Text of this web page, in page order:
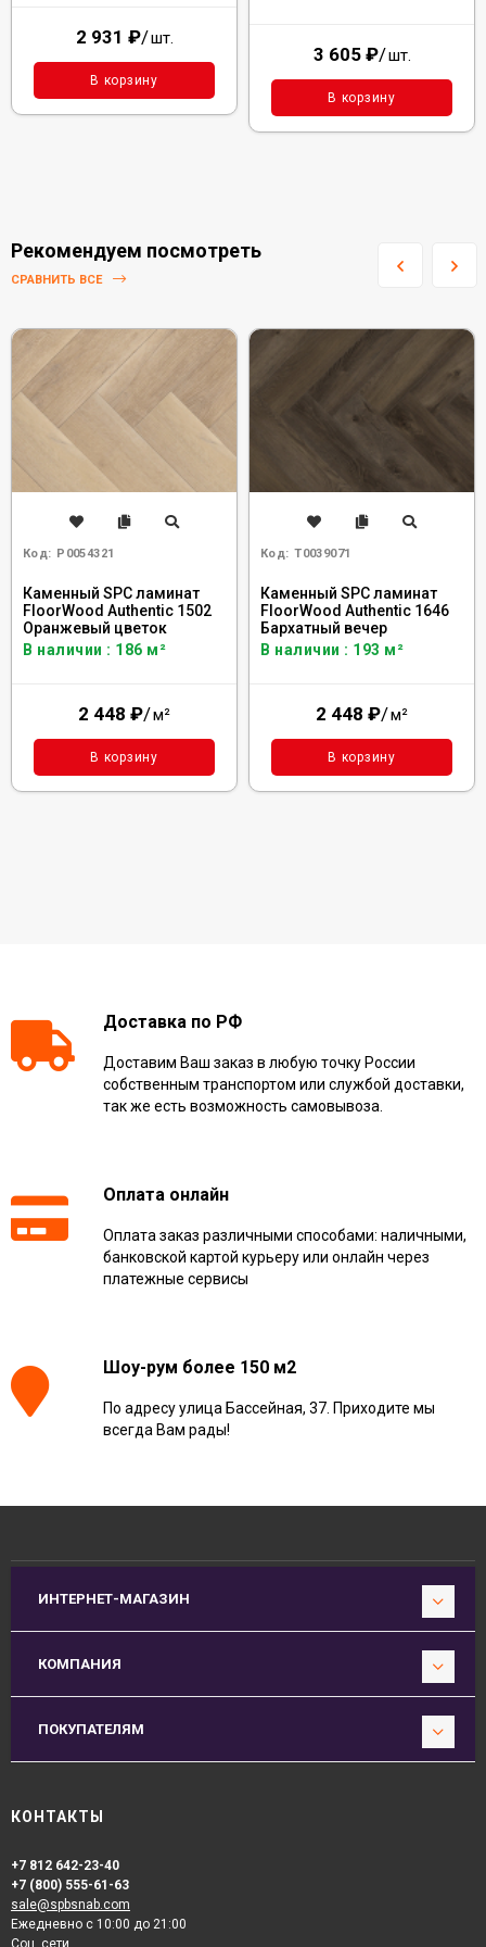
2 931 ₽/шт.
В корзину
3 605 ₽/шт.
В корзину
Рекомендуем посмотреть
СРАВНИТЬ ВСЕ
Код: Р0054321
Каменный SPC ламинат
FloorWood Authentic 1502
Оранжевый цветок
В наличии : 186 м²
2 448 ₽/м²
В корзину
Код: Т0039071
Каменный SPC ламинат
FloorWood Authentic 1646
Бархатный вечер
В наличии : 193 м²
2 448 ₽/м²
В корзину
Доставка по РФ
Доставим Ваш заказ в любую точку России
собственным транспортом или службой доставки,
так же есть возможность самовывоза.
Оплата онлайн
Оплата заказ различными способами: наличными,
банковской картой курьеру или онлайн через
платежные сервисы
Шоу-рум более 150 м2
По адресу улица Бассейная, 37. Приходите мы
всегда Вам рады!
ИНТЕРНЕТ-МАГАЗИН
КОМПАНИЯ
ПОКУПАТЕЛЯМ
КОНТАКТЫ
+7 812 642-23-40
+7 (800) 555-61-63
sale@spbsnab.com
Ежедневно с 10:00 до 21:00
Соц. сети